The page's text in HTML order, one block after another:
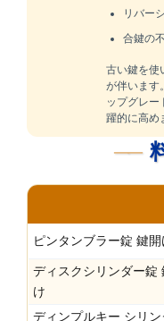
リバー
合鍵の
古い鍵を使
が伴います
ップグレー
躍的に高め
ピンタンブラー錠 鍵開
ディスクシリンダー錠
け
ディンプルキー シリン